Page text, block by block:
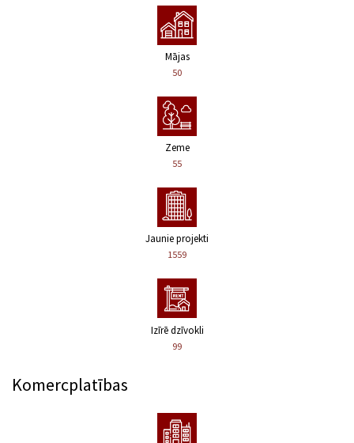
Mājas
50
Zeme
55
Jaunie projekti
1559
Izīrē dzīvokli
99
Komercplatības